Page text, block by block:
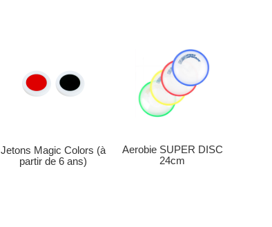
Jetons Magic Colors (à
partir de 6 ans)
Aerobie SUPER DISC
24cm